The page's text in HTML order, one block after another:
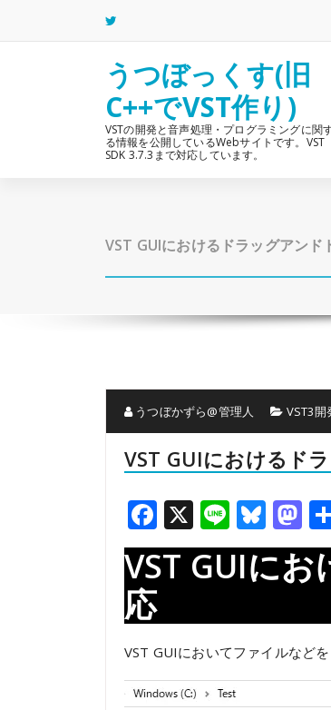
テ
うつぼっくす(旧
C++でVST作り)
VSTの開発と音声処理・プログラミングに関
る情報を公開しているWebサイトです。VST
SDK 3.7.3まで対応しています。
VST GUIにおけるドラッグアンド
うつぼかずら@管理人 VST3開
VST GUIにおけるド
Facebook
X Line
VST GUIに
応
VST GUIにおいてファイルなど
動
画